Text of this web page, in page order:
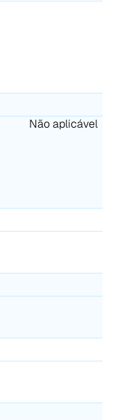
Não aplicável